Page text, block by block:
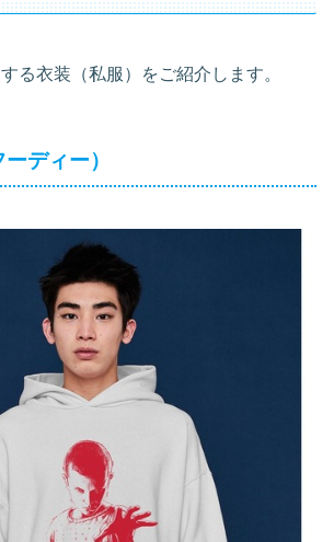
る衣装（私服）をご紹介します。
ディー）